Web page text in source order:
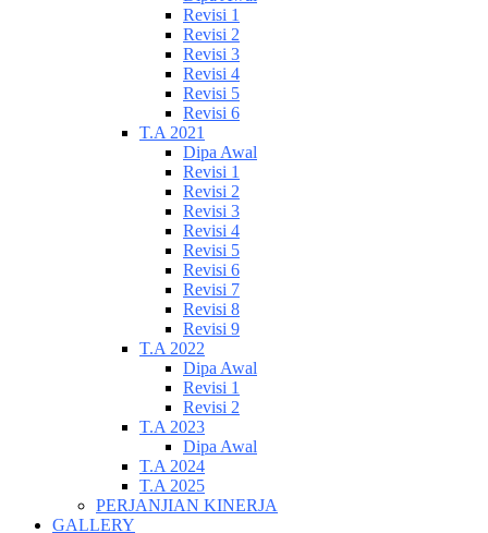
Revisi 1
Revisi 2
Revisi 3
Revisi 4
Revisi 5
Revisi 6
T.A 2021
Dipa Awal
Revisi 1
Revisi 2
Revisi 3
Revisi 4
Revisi 5
Revisi 6
Revisi 7
Revisi 8
Revisi 9
T.A 2022
Dipa Awal
Revisi 1
Revisi 2
T.A 2023
Dipa Awal
T.A 2024
T.A 2025
PERJANJIAN KINERJA
GALLERY